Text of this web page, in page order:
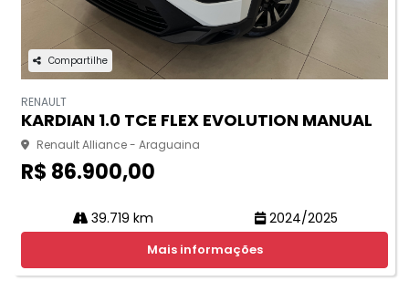
Compartilhe
RENAULT
KARDIAN 1.0 TCE FLEX EVOLUTION MANUAL
Renault Alliance - Araguaina
R$ 86.900,00
39.719 km 2024/2025
Mais informações